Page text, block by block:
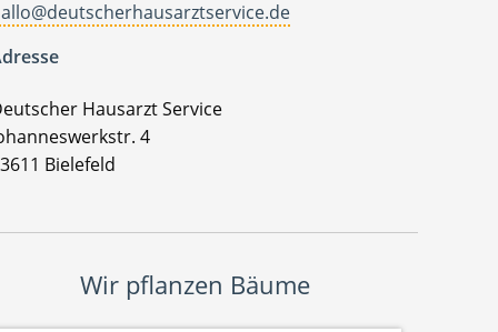
Hausarzt Service
4
Bielefeld
Wir pflanzen Bäume